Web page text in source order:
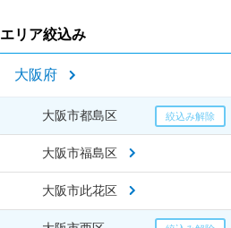
エリア絞込み
大阪府
大阪市都島区
大阪市福島区
大阪市此花区